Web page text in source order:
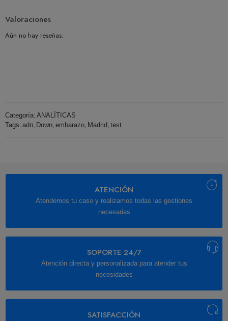
Valoraciones
Aún no hay reseñas.
Categoría: ANALÍTICAS
Tags: adn Down embarazo Madrid test
ATENCIÓN
Atendemos tu caso y realizamos todas las gestiones
necesarias
SOPORTE 24/7
Atención directa y personalizada para atender tus
necesidades
SATISFACCIÓN